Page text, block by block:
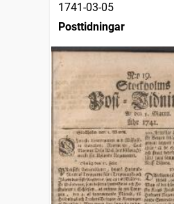
1741-03-05
Posttidningar